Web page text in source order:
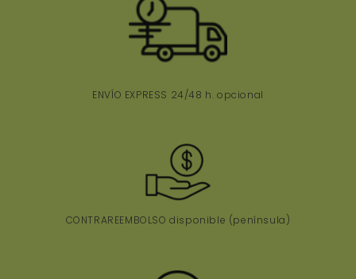
ENVÍO EXPRESS 24/48 h. opcional
CONTRAREEMBOLSO disponible (península)